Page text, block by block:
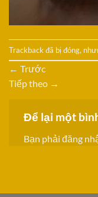
Trackback đã bị đóng,
← Trước
Tiếp theo →
Để lại một
Bạn phải đăng